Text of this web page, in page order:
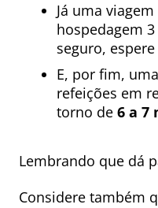
Já uma
hospedagem
seguro,
E, por fim,
refeições em
torno de 6 a 7
Lembrando que dá
Considere também